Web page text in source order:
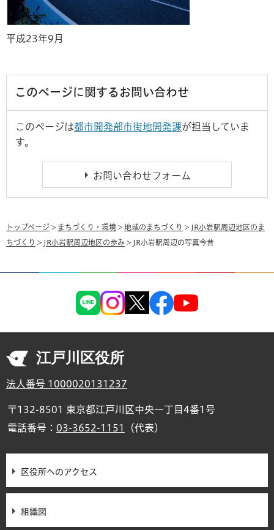
平成23年9月
このページに関するお問い合わせ
このページは都市開発部市街地開発課が担当していま
す。
トップページ > まちづくり・環境 > 地域のまちづくり > JR小岩駅周辺地区のま
ちづくり > JR小岩駅周辺地区の歩み > JR小岩駅周辺の写真今昔
江戸川区役所
法人番号 1000020131237
〒132-8501 東京都江戸川区中央一丁目4番1号
電話番号： 03-3652-1151 （代表）
区役所へのアクセス
組織図